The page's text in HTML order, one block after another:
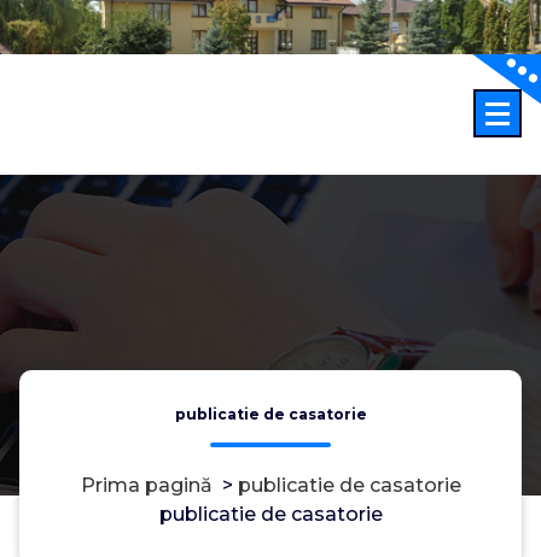
Sari
la
publicatie de casatorie
Prima pagină > publicatie de casatorie
publicatie de casatorie